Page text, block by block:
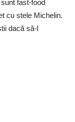
fast-food
cu stele Michelin.
dacă să-l